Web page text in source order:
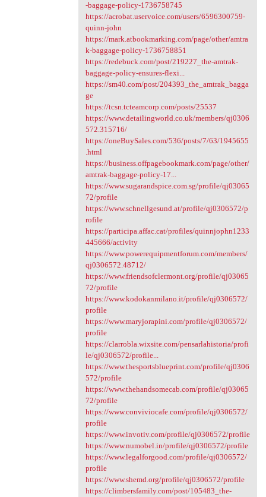
-baggage-policy-1736758745
https://acrobat.uservoice.com/users/6596300759-
quinn-john
https://mark.atbookmarking.com/page/other/amtra
k-baggage-policy-1736758851
https://redebuck.com/post/219227_the-amtrak-
baggage-policy-ensures-flexi...
https://sm40.com/post/204393_the_amtrak_bagga
ge
https://tcsn.tcteamcorp.com/posts/25537
https://www.detailingworld.co.uk/members/qj0306
572.315716/
https://oneBuySales.com/536/posts/7/63/1945655
.html
https://business.offpagebookmark.com/page/other/
amtrak-baggage-policy-17...
https://www.sugarandspice.com.sg/profile/qj03065
72/profile
https://www.schnellgesund.at/profile/qj0306572/p
rofile
https://participa.affac.cat/profiles/quinnjophn1233
445666/activity
https://www.powerequipmentforum.com/members/
qj0306572.48712/
https://www.friendsofclermont.org/profile/qj03065
72/profile
https://www.kodokanmilano.it/profile/qj0306572/
profile
https://www.maryjorapini.com/profile/qj0306572/
profile
https://clarrobla.wixsite.com/pensarlahistoria/profi
le/qj0306572/profile...
https://www.thesportsblueprint.com/profile/qj0306
572/profile
https://www.thehandsomecab.com/profile/qj03065
72/profile
https://www.conviviocafe.com/profile/qj0306572/
profile
https://www.invotiv.com/profile/qj0306572/profile
https://www.numobel.in/profile/qj0306572/profile
https://www.legalforgood.com/profile/qj0306572/
profile
https://www.shemd.org/profile/qj0306572/profile
https://climbersfamily.com/post/105483_the-